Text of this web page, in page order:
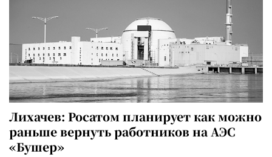
Лихачев: Росатом планирует как можно
раньше вернуть работников на АЭС
«Бушер»